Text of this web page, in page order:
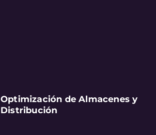
Optimización de Almacenes y
Distribución